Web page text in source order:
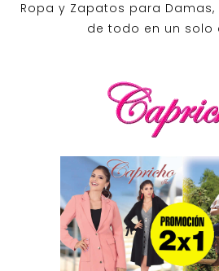
Ropa y Zapatos para Damas,
de todo en un solo